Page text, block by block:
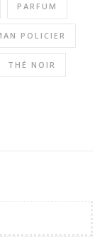
PARFUM
POLICIER
THÉ NOIR